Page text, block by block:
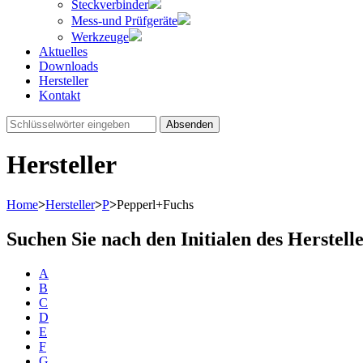
Steckverbinder
Mess-und Prüfgeräte
Werkzeuge
Aktuelles
Downloads
Hersteller
Kontakt
Absenden
Hersteller
Home>Hersteller>P>Pepperl+Fuchs
Suchen Sie nach den Initialen des
A
B
C
D
E
F